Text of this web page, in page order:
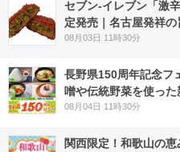
セブン-イレブン「激
定発売｜名古屋発祥
08月03日 11時30分
長野県150周年記念
噌や伝統野菜を使っ
08月04日 11時30分
関西限定！和歌山の